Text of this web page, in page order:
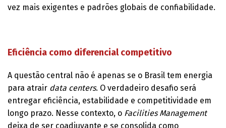
vez mais exigentes e padrões globais de confiabilidade.
Eficiência como diferencial competitivo
A questão central não é apenas se o Brasil tem energia
para atrair data centers. O verdadeiro desafio será
entregar eficiência, estabilidade e competitividade em
longo prazo. Nesse contexto, o Facilities Management
deixa de ser coadjuvante e se consolida como